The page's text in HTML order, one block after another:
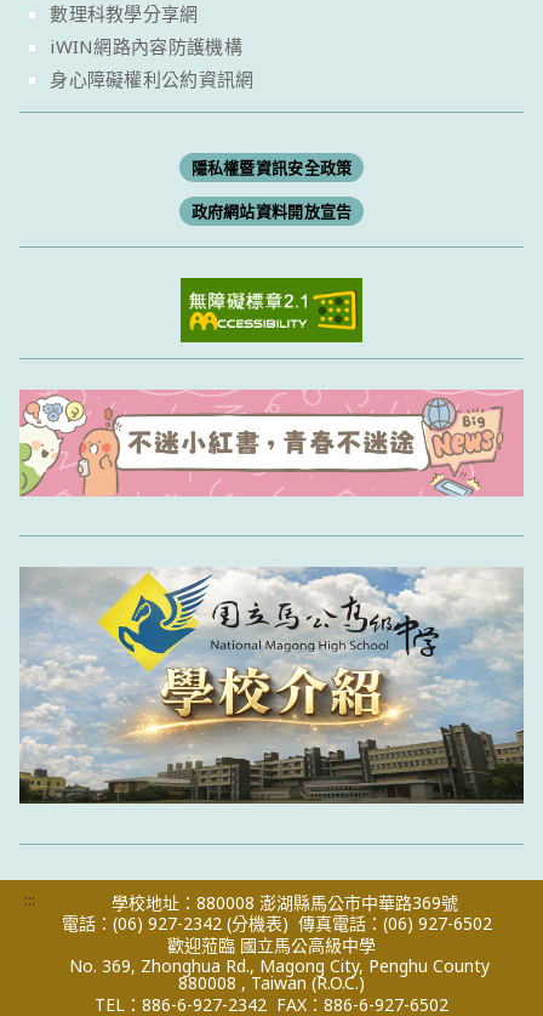
數理科教學分享網
iWIN網路內容防護機構
身心障礙權利公約資訊網
隱私權暨資訊安全政策
政府網站資料開放宣告
:::
學校地址：880008 澎湖縣馬公市中華路369號
電話：(06) 927-2342 (分機表) 傳真電話：(06) 927-6502
歡迎蒞臨 國立馬公高級中學
No. 369, Zhonghua Rd., Magong City, Penghu County
880008 , Taiwan (R.O.C.)
TEL：886-6-927-2342 FAX：886-6-927-6502